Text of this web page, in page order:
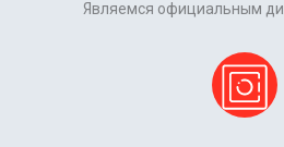
Являемся официальным